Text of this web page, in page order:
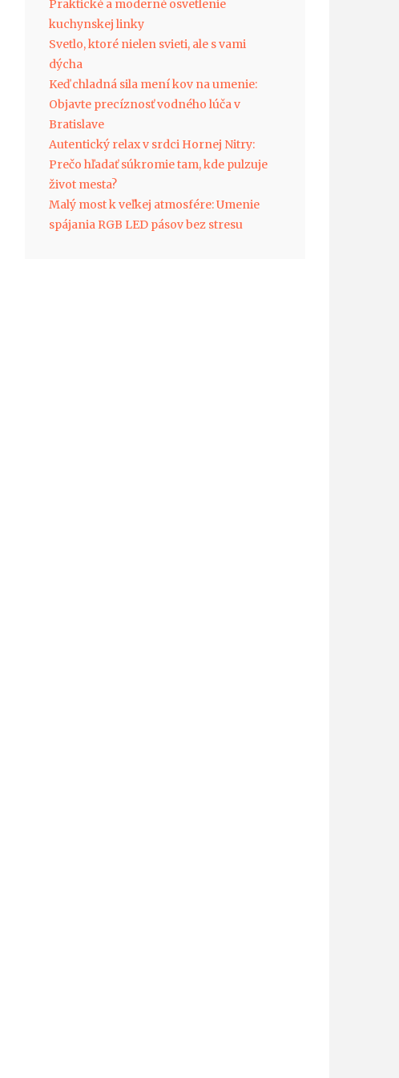
Praktické a moderné osvetlenie
kuchynskej linky
Svetlo, ktoré nielen svieti, ale s vami
dýcha
Keď chladná sila mení kov na umenie:
Objavte precíznosť vodného lúča v
Bratislave
Autentický relax v srdci Hornej Nitry:
Prečo hľadať súkromie tam, kde pulzuje
život mesta?
Malý most k veľkej atmosfére: Umenie
spájania RGB LED pásov bez stresu